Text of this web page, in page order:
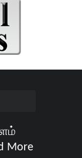
More